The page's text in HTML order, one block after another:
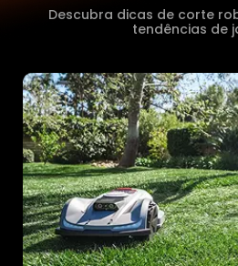
Descubra dicas de corte
tendências de